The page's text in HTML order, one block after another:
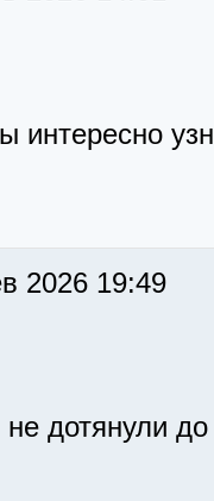
интересно
2026 19:49
дотянули до